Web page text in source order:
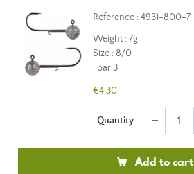
Reference : 4931-800-7
Weight : 7g
Size : 8/0
: par 3
€4.30
Quantity remove
Add to cart